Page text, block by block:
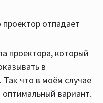
проектор отпадает
проектора, который
в
что в моём случае
вариант.